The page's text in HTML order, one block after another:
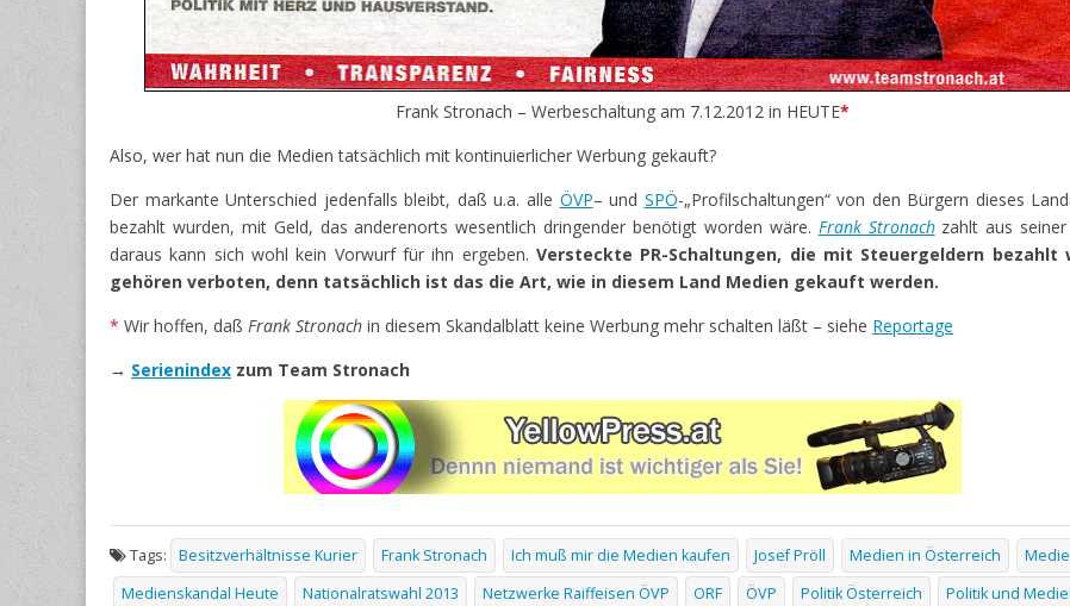
Frank Stronach – Werbeschaltung am 7.12.2012 in HEUTE*
Also, wer hat nun die Medien tatsächlich mit kontinuierlicher Werbung gekauft?
Der markante Unterschied jedenfalls bleibt, daß u.a. alle ÖVP– und SPÖ-„Profilschaltungen“ von den Bürgern dieses
bezahlt wurden, mit Geld, das anderenorts wesentlich dringender benötigt worden wäre. Frank Stronachzahlt aus seiner
daraus kann sich wohl kein Vorwurf für ihn ergeben. Versteckte PR-Schaltungen, die mit Steuergeldern bezahlt
gehören verboten, denn tatsächlich ist das die Art, wie in diesem Land Medien gekauft werden.
* Wir hoffen, daß Frank Stronach in diesem Skandalblatt keine Werbung mehr schalten läßt – siehe Reportage
→ Serienindex zum Team Stronach
Tags: Besitzverhältnisse Kurier Frank Stronach Ich muß mir die Medien kaufen Josef Pröll Medien in Österreich
Medienskandal Heute
Nationalratswahl 2013 Netzwerke Raiffeisen ÖVP ORF ÖVP Politik Österreich Politik und